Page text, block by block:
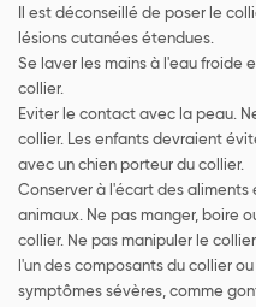
Il est déconseillé de poser le
lésions cutanées étendues.
Se laver les mains à l'eau froide
collier.
Eviter le contact avec la peau.
collier. Les enfants devraient
avec un chien porteur du collier.
Conserver à l'écart des aliments
animaux. Ne pas manger, boire
collier. Ne pas manipuler le
l'un des composants du collier
symptômes sévères, comme